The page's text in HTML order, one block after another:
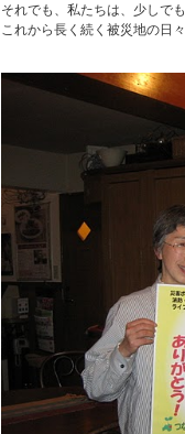
それでも、私たちは、少しで
これから長く続く被災地の日